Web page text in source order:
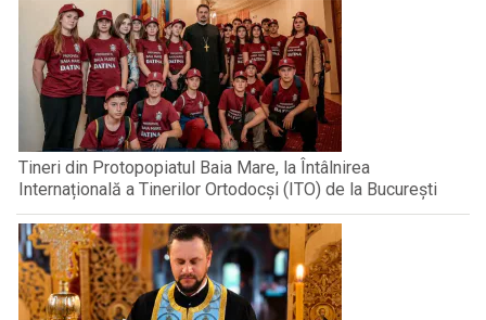
Tineri din Protopopiatul Baia Mare, la Întâlnirea
Internațională a Tinerilor Ortodocși (ITO) de la București